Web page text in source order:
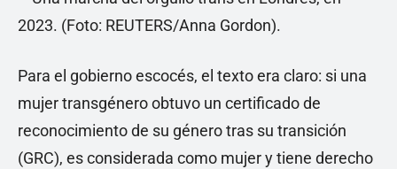
Para el gobierno escocés, el texto era claro: si una
mujer transgénero obtuvo un certificado de
reconocimiento de su género tras su transición
(GRC), es considerada como mujer y tiene derecho